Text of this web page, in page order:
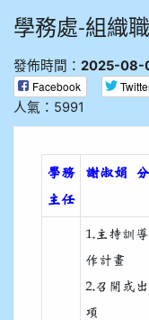
學務處-組織
發佈時間： 2025-08-
Facebook
人氣：5991
學務
主任
謝淑娟
1.主持訓
作計畫
2.召開或
項